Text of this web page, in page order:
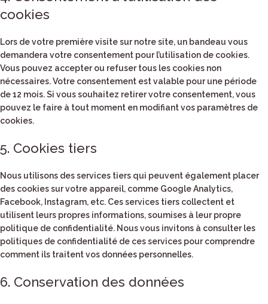
cookies
Lors de votre première visite sur notre site, un bandeau vous
demandera votre consentement pour l’utilisation de cookies.
Vous pouvez accepter ou refuser tous les cookies non
nécessaires. Votre consentement est valable pour une période
de 12 mois. Si vous souhaitez retirer votre consentement, vous
pouvez le faire à tout moment en modifiant vos paramètres de
cookies.
5. Cookies tiers
Nous utilisons des services tiers qui peuvent également placer
des cookies sur votre appareil, comme Google Analytics,
Facebook, Instagram, etc. Ces services tiers collectent et
utilisent leurs propres informations, soumises à leur propre
politique de confidentialité. Nous vous invitons à consulter les
politiques de confidentialité de ces services pour comprendre
comment ils traitent vos données personnelles.
6. Conservation des données